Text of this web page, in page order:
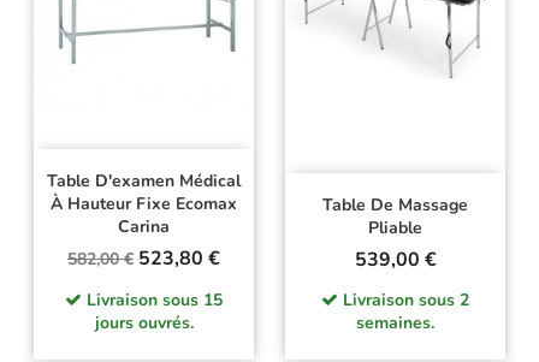
Table D'examen Médical
À Hauteur Fixe Ecomax
Carina
Prix
base
582,00 € Prix
523,80 €
Livraison sous 15
jours ouvrés.
Table De Massage
Pliable
Prix
539,00 €
Livraison sous 2
semaines.